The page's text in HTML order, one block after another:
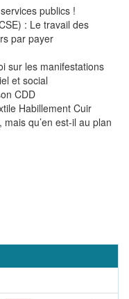
publics !
: Le travail des
par payer
sur les manifestations
et social
CDD
Habillement Cuir
qu’en est-il au plan